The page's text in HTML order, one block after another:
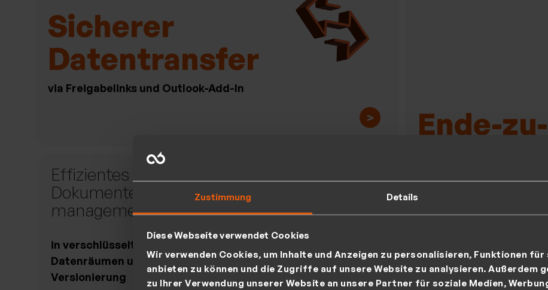
Zustimmung Details
Diese Webseite verwendet Cookies
Wir verwenden Cookies, um Inhalte und Anzeigen zu personalisieren, Funktionen für
anbieten zu können und die Zugriffe auf unsere Website zu analysieren. Außerdem
zu Ihrer Verwendung unserer Website an unsere Partner für soziale Medien,
Sicherer
Datentransfer
via Freigabelinks und Outlook-Add-In
>
Effizientes
Dokumenten-
management
in verschlüsselten
Datenräumen und Datei-
Versionierung
Benutzer- und
Rechtemanagement
Datenzugriff und volle
Datenkontrolle
Ende-
für die absolute